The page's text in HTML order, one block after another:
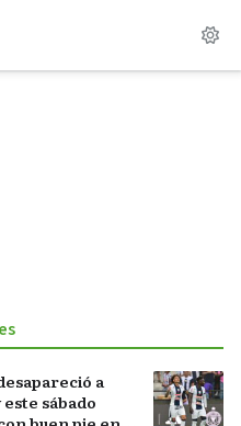
a
este sábado